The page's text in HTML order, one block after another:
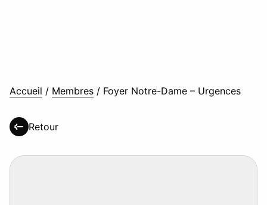
Accueil / Membres / Foyer Notre-Dame – Urgences
Retour